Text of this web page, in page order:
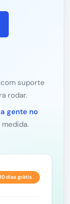
suporte
rodar.
gente no
10 dias grátis